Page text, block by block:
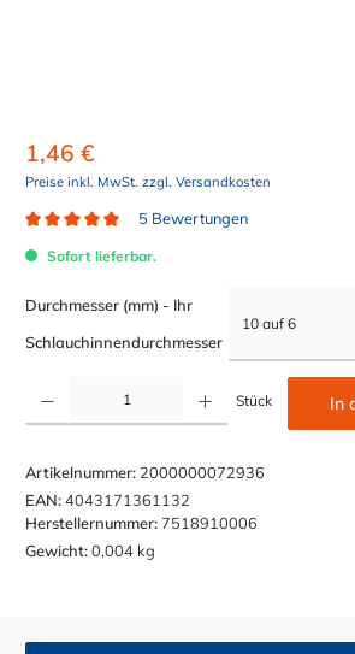
1,46 €
Preise inkl. MwSt. zzgl. Versandkosten
5 Bewertungen
Sofort lieferbar.
Durchmesser (mm) - Ihr
Schlauchinnendurchmesserauswählen
Produkt Anzahl: Gib den gewünschten Wert ein oder
Stück In
Artikelnummer: 2000000072936
EAN:4043171361132
Herstellernummer:7518910006
Gewicht:0,004 kg